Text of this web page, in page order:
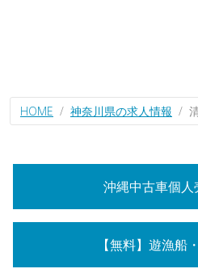
HOME 神奈川県の求人情報
沖縄中古車個人
【無料】遊漁船